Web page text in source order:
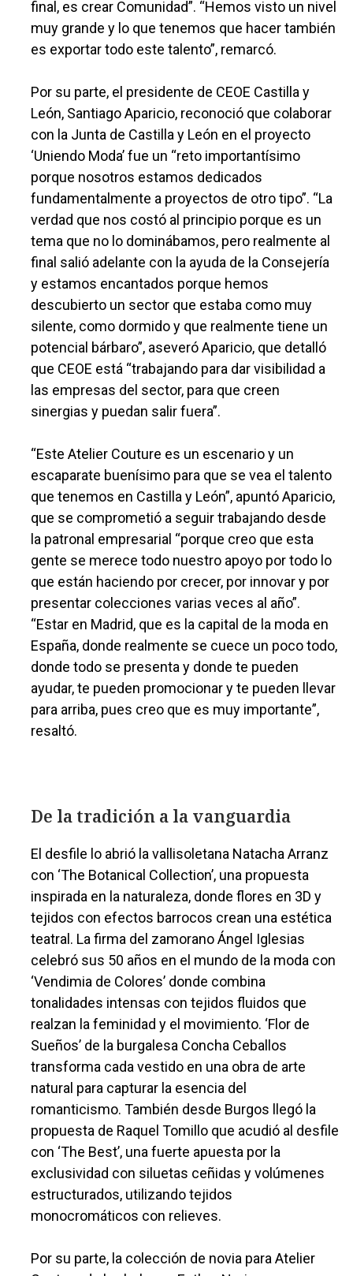
final, es crear Comunidad”. “Hemos visto un nivel
muy grande y lo que tenemos que hacer también
es exportar todo este talento”, remarcó.
Por su parte, el presidente de CEOE Castilla y
León, Santiago Aparicio, reconoció que colaborar
con la Junta de Castilla y León en el proyecto
‘Uniendo Moda’ fue un “reto importantísimo
porque nosotros estamos dedicados
fundamentalmente a proyectos de otro tipo”. “La
verdad que nos costó al principio porque es un
tema que no lo dominábamos, pero realmente al
final salió adelante con la ayuda de la Consejería
y estamos encantados porque hemos
descubierto un sector que estaba como muy
silente, como dormido y que realmente tiene un
potencial bárbaro”, aseveró Aparicio, que detalló
que CEOE está “trabajando para dar visibilidad a
las empresas del sector, para que creen
sinergias y puedan salir fuera”.
“Este Atelier Couture es un escenario y un
escaparate buenísimo para que se vea el talento
que tenemos en Castilla y León”, apuntó Aparicio,
que se comprometió a seguir trabajando desde
la patronal empresarial “porque creo que esta
gente se merece todo nuestro apoyo por todo lo
que están haciendo por crecer, por innovar y por
presentar colecciones varias veces al año”.
“Estar en Madrid, que es la capital de la moda en
España, donde realmente se cuece un poco todo,
donde todo se presenta y donde te pueden
ayudar, te pueden promocionar y te pueden llevar
para arriba, pues creo que es muy importante”,
resaltó.
De la tradición a la vanguardia
El desfile lo abrió la vallisoletana Natacha Arranz
con ‘The Botanical Collection’, una propuesta
inspirada en la naturaleza, donde flores en 3D y
tejidos con efectos barrocos crean una estética
teatral. La firma del zamorano Ángel Iglesias
celebró sus 50 años en el mundo de la moda con
‘Vendimia de Colores’ donde combina
tonalidades intensas con tejidos fluidos que
realzan la feminidad y el movimiento. ‘Flor de
Sueños’ de la burgalesa Concha Ceballos
transforma cada vestido en una obra de arte
natural para capturar la esencia del
romanticismo. También desde Burgos llegó la
propuesta de Raquel Tomillo que acudió al desfile
con ‘The Best’, una fuerte apuesta por la
exclusividad con siluetas ceñidas y volúmenes
estructurados, utilizando tejidos
monocromáticos con relieves.
Por su parte, la colección de novia para Atelier